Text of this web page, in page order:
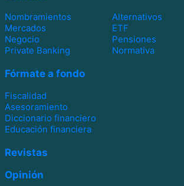
Nombramientos
Alternativos
Mercados
ETF
Negocio
Pensiones
Private Banking
Normativa
Fórmate a fondo
Fiscalidad
Asesoramiento
Diccionario financiero
Educación financiera
Revistas
Opinión